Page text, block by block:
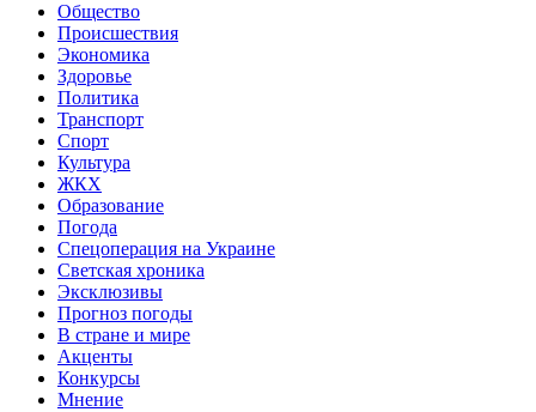
Общество
Происшествия
Экономика
Здоровье
Политика
Транспорт
Спорт
Культура
ЖКХ
Образование
Погода
Спецоперация на Украине
Светская хроника
Эксклюзивы
Прогноз погоды
В стране и мире
Акценты
Конкурсы
Мнение